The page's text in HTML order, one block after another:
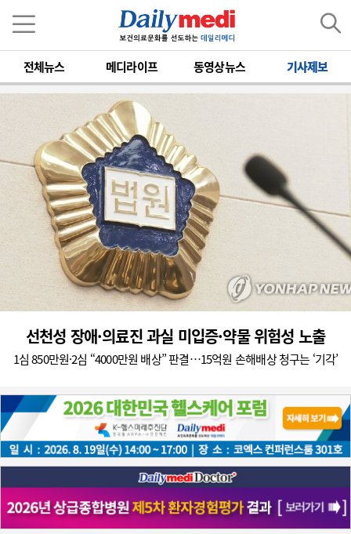
전체뉴스 메디라이프 동영상뉴스 기사제보
선천성 장애·의료진 과실 미입증·약물 위험성 노출
1심 850만원·2심 “4000만원 배상” 판결…15억원 손해배상 청구는 ‘기각’
동정 대한심혈관중재학회 신임 회장 장기육·이사장 구본권 취임
동정 닥터나우 최고마케팅책임자(CMO) 전지웅
한화손해보험, 고대안암병원 소아청소년 환아 보호자용 웰니스키트